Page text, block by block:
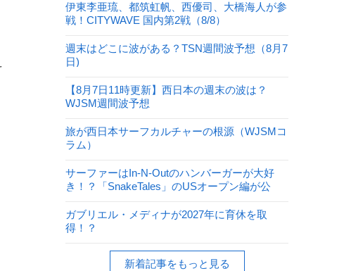
伊東李亜琉、都筑虹帆、西優司、大橋海人が参
戦！CITYWAVE 国内第2戦（8/8）
週末はどこに波がある？TSN週間波予想（8月7
日)
【8月7日11時更新】西日本の週末の波は？
WJSM週間波予想
旅が西日本サーフカルチャーの根源（WJSMコ
ラム）
サーファーはIn-N-Outのハンバーガーが大好
き！？「SnakeTales」のUSオープン編が公
ガブリエル・メディナが2027年に育休を取
得！？
新着記事をもっと見る